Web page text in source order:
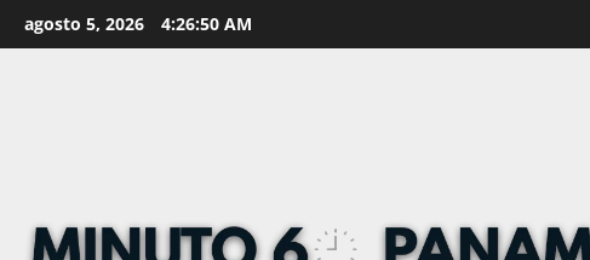
to
agosto 5, 2026 4:26:51 AM